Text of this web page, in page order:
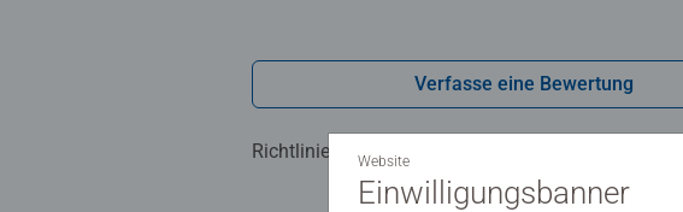
Verfasse eine Bewertung
Richtlinien für Bewertungen
Website
Einwilligungsbanner